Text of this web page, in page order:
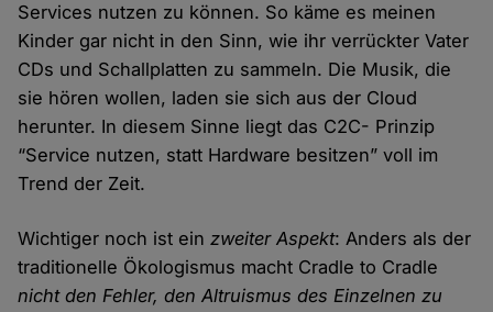
Services nutzen zu können. So käme es meinen
Kinder gar nicht in den Sinn, wie ihr verrückter Vater
CDs und Schallplatten zu sammeln. Die Musik, die
sie hören wollen, laden sie sich aus der Cloud
herunter. In diesem Sinne liegt das C2C- Prinzip
“Service nutzen, statt Hardware besitzen” voll im
Trend der Zeit.
Wichtiger noch ist einzweiter Aspekt: Anders als der
traditionelle Ökologismus macht Cradle to Cradle
nicht den Fehler, den Altruismus des Einzelnen zu